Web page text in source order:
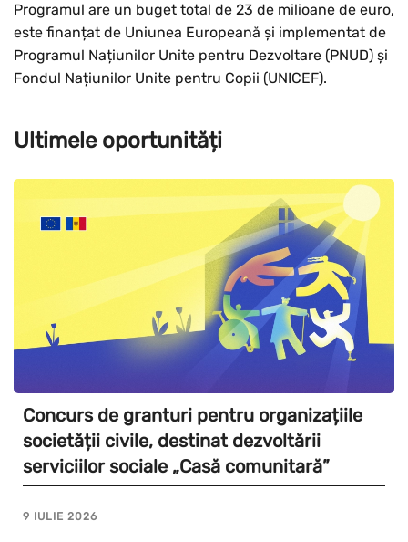
Programul are un buget total de 23 de milioane de euro,
este finanțat de Uniunea Europeană și implementat de
Programul Națiunilor Unite pentru Dezvoltare (PNUD) și
Fondul Națiunilor Unite pentru Copii (UNICEF).
Ultimele oportunități
Concurs de granturi pentru organizațiile
societății civile, destinat dezvoltării
serviciilor sociale „Casă comunitară”
9 IULIE 2026